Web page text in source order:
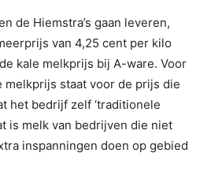
de Hiemstra’s gaan leveren,
van 4,25 cent per kilo
kale melkprijs bij A-ware. Voor
melkprijs staat voor de prijs die
het bedrijf zelf ‘traditionele
is melk van bedrijven die niet
inspanningen doen op gebied